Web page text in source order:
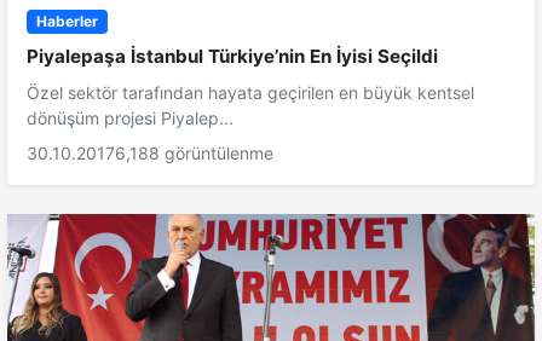
Haberler
Piyalepaşa İstanbul Türkiye’nin En İyisi Seçildi
Özel sektör tarafından hayata geçirilen en büyük kentsel
dönüşüm projesi Piyalep...
30.10.20176,188 görüntülenme